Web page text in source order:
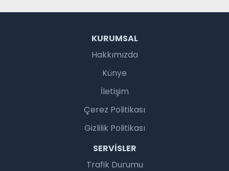
KURUMSAL
Hakkımızda
Künye
İletişim
Çerez Politikası
Gizlilik Politikası
SERVISLER
Trafik Durumu